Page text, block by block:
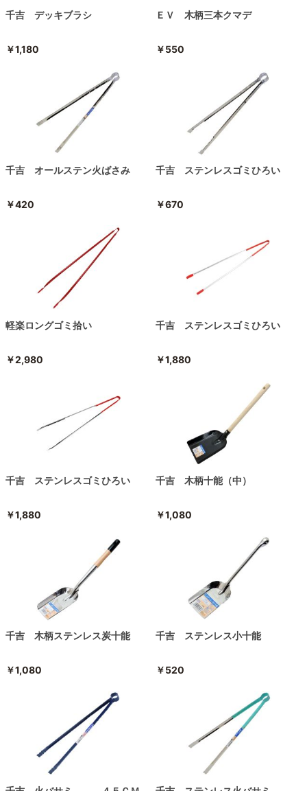
千吉 デッキブラシ
￥1,180
ＥＶ 木柄三本クマデ
￥550
千吉 オールステン火ばさみ
￥420
千吉 ステンレスゴミひろい
￥670
軽楽ロングゴミ拾い
￥2,980
千吉 ステンレスゴミひろい
￥1,880
千吉 ステンレスゴミひろい
￥1,880
千吉 木柄十能（中）
￥1,080
千吉 木柄ステンレス炭十能
￥1,080
千吉 ステンレス小十能
￥520